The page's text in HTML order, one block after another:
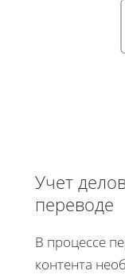
Учет
переводе
В процессе
контента